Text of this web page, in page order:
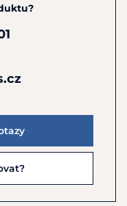
drezurní cviky na sebe
již v začátcích
smysl. Aby kůň
radostí, musí
správně a s citem.